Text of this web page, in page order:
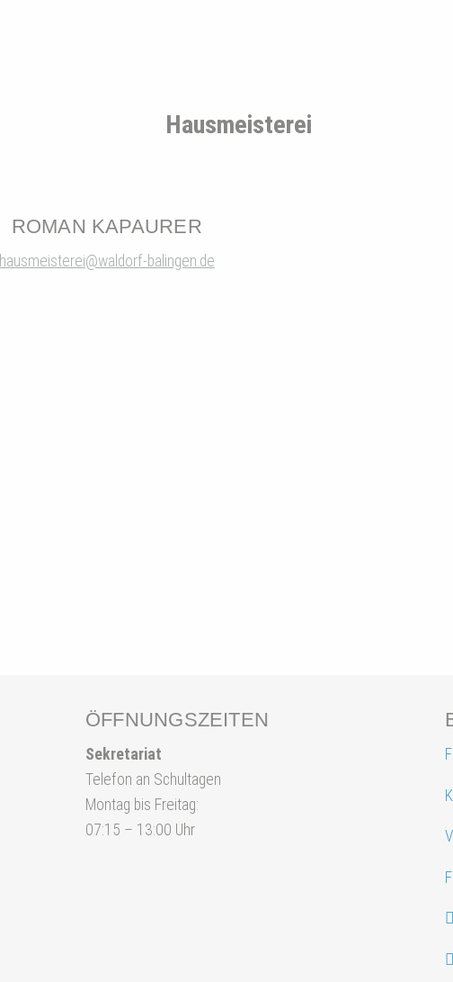
Hausmeisterei
ROMAN KAPAURER
hausmeisterei@waldorf-balingen.de
ÖFFNUNGSZEITEN
Sekretariat
Telefon an Schultagen
Montag bis Freitag:
07:15 – 13:00 Uhr